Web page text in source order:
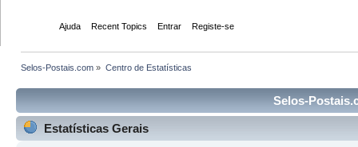
Ajuda Recent Topics Entrar Registe-se
Selos-Postais.com » Centro de Estatísticas
Selos-
Estatísticas Gerais